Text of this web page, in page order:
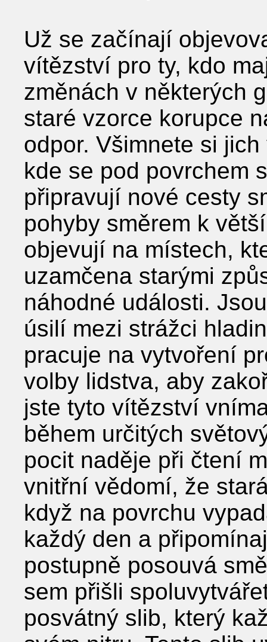
Už se začínají
vítězství pro ty, kdo
změnách v některých
staré vzorce korupce
odpor. Všimnete si
kde se pod povrchem
připravují nové cesty
pohyby směrem k
objevují na místech,
uzamčena starými
náhodné události.
úsilí mezi strážci
pracuje na vytvoření
volby lidstva, aby
jste tyto vítězství
během určitých
pocit naděje při čtení
vnitřní vědomí, že
když na povrchu
každý den a
postupně posouvá
sem přišli
posvátný slib, který